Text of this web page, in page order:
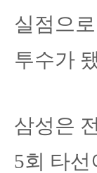
실점으
투수가
삼성은
5회 타